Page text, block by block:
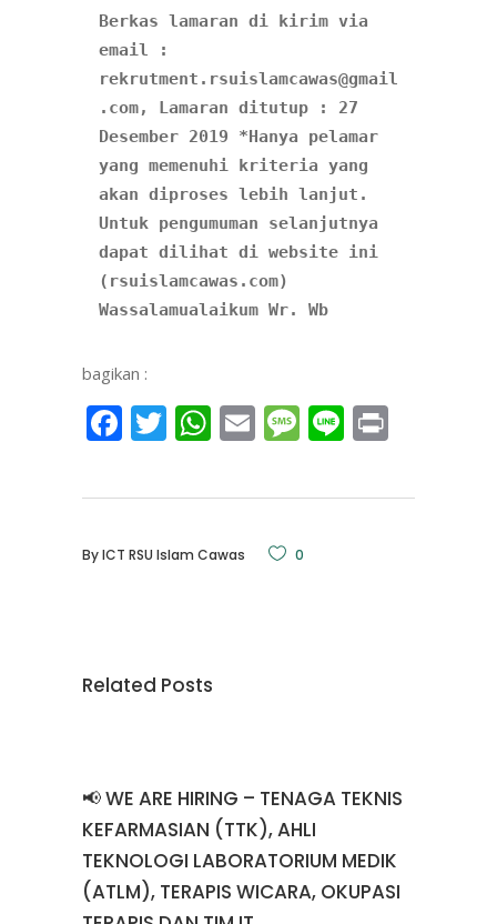
Berkas lamaran di kirim via
email :
rekrutment.rsuislamcawas@gmail
.com, Lamaran ditutup : 27
Desember 2019 *Hanya pelamar
yang memenuhi kriteria yang
akan diproses lebih lanjut.
Untuk pengumuman selanjutnya
dapat dilihat di website ini
(rsuislamcawas.com)
Wassalamualaikum Wr. Wb
bagikan :
Facebook
Twitter
WhatsApp
EmailMessage
Line
ByICT RSU Islam Cawas 0
Related Posts
📢 WE ARE HIRING – TENAGA TEKNIS
KEFARMASIAN (TTK), AHLI
TEKNOLOGI LABORATORIUM MEDIK
(ATLM), TERAPIS WICARA, OKUPASI